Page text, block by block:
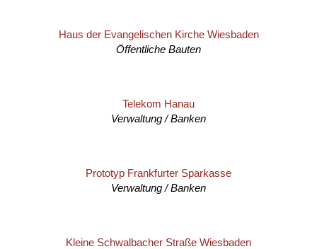
Haus der Evangelischen Kirche Wiesbaden
Öffentliche Bauten
Telekom Hanau
Verwaltung / Banken
Prototyp Frankfurter Sparkasse
Verwaltung / Banken
Kleine Schwalbacher Straße Wiesbaden